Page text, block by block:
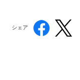
シェア